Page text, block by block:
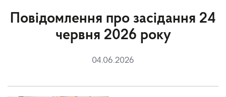
Повідомлення про засідання 24
червня 2026 року
04.06.2026